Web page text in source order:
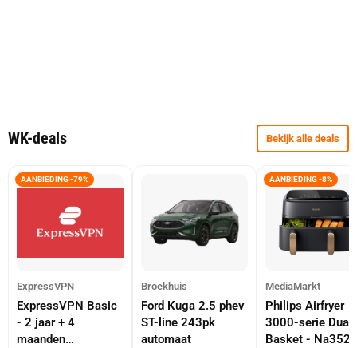
WK-deals Bekijk alle deals
AANBIEDING -79%
ExpressVPN
ExpressVPN Basic
- 2 jaar + 4
maanden
Broekhuis
Ford Kuga 2.5 phev
ST-line 243pk
automaat
AANBIEDING -8%
MediaMarkt
Philips Airfryer
3000-serie Dual
Basket -